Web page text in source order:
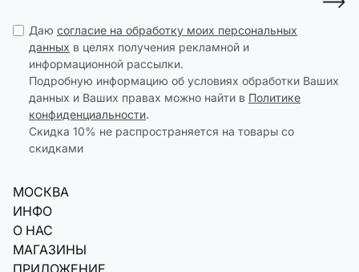
Даю согласие на обработку моих персональных
данных в целях получения рекламной и
информационной рассылки.
Подробную информацию об условиях обработки Ваших
данных и Ваших правах можно найти в Политике
конфиденциальности.
Скидка 10% не распространяется на товары со
скидками
МОСКВА
ИНФО
О НАС
МАГАЗИНЫ